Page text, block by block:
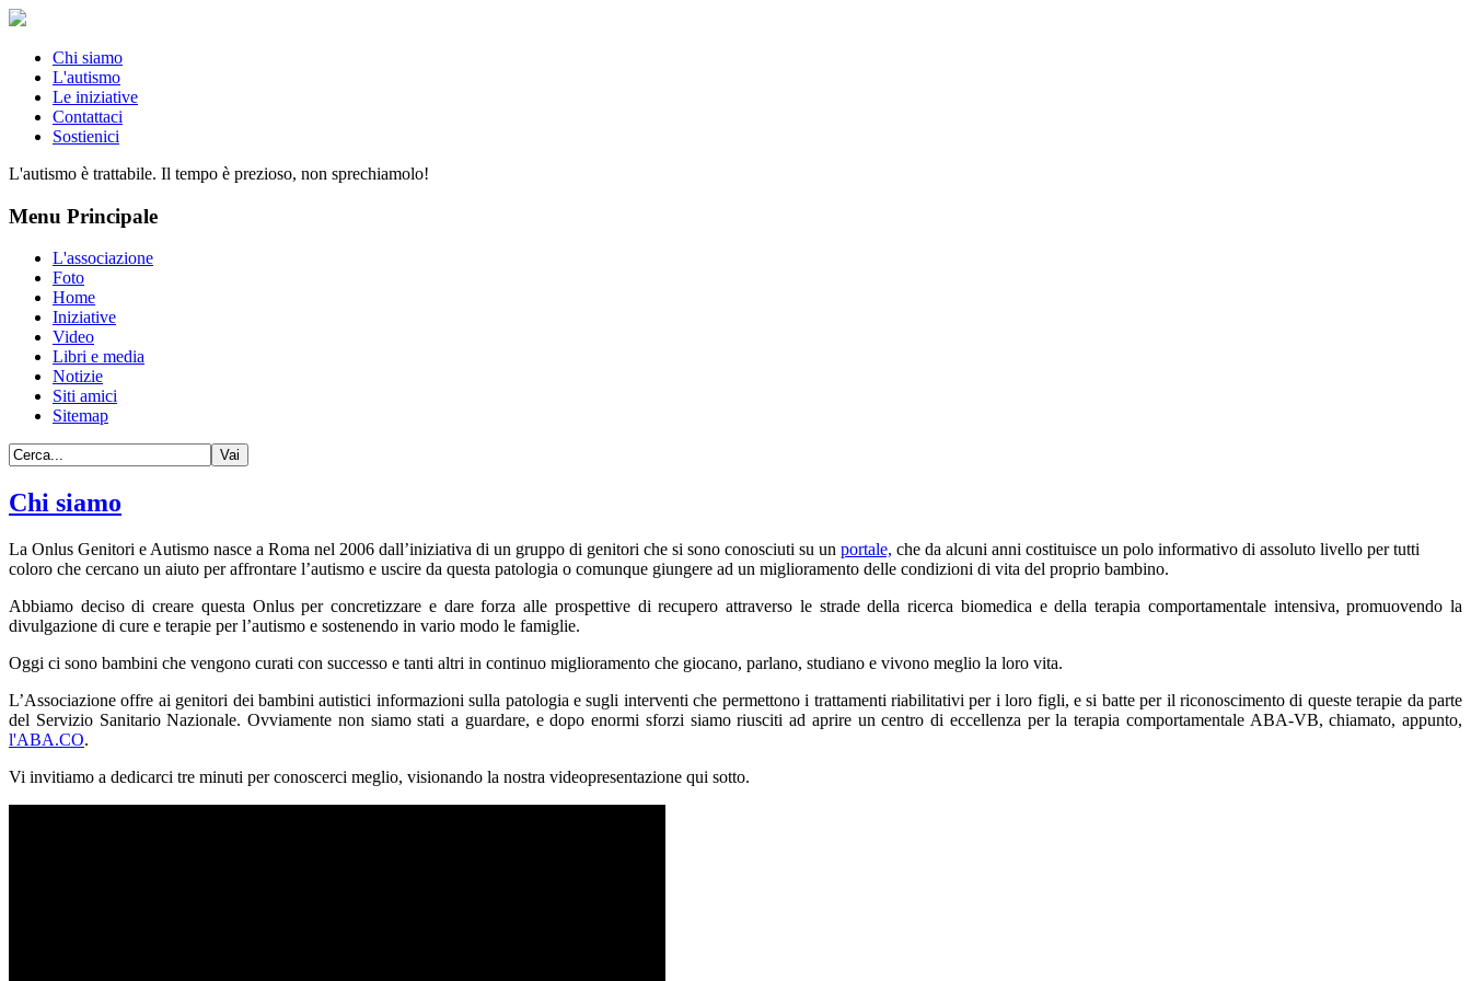
Chi siamo
L'autismo
Le iniziative
Contattaci
Sostienici
L'autismo è trattabile. Il tempo è prezioso, non sprechiamolo!
Menu Principale
L'associazione
Foto
Home
Iniziative
Video
Libri e media
Notizie
Siti amici
Sitemap
Chi siamo
La Onlus Genitori e Autismo nasce a Roma nel 2006 dall’iniziativa di un gruppo di genitori che si sono conosciuti su un portale, che da alcuni anni costituisce un polo informativo di assoluto livello per tutti
coloro che cercano un aiuto per affrontare l’autismo e uscire da questa patologia o comunque giungere ad un miglioramento delle condizioni di vita del proprio bambino.
Abbiamo deciso di creare questa Onlus per concretizzare e dare forza alle prospettive di recupero attraverso le strade della ricerca biomedica e della terapia comportamentale intensiva,promuovendo la
divulgazione di cure e terapie per l’autismo e sostenendo in vario modo le famiglie.
Oggi ci sono bambini che vengono curati con successo e tanti altri in continuo miglioramento che giocano, parlano, studiano e vivono meglio la loro vita.
L’Associazione offre ai genitori dei bambini autistici informazioni sulla patologia e sugli interventi che permettono i trattamenti riabilitativi per i loro figli, e si batte per il riconoscimento di queste terapie da parte
del Servizio Sanitario Nazionale. Ovviamente non siamo stati a guardare, e dopo enormi sforzi siamo riusciti ad aprire un centro di eccellenza per la terapia comportamentale ABA-VB, chiamato, appunto,
l'ABA.CO.
Vi invitiamo a dedicarci tre minuti per conoscerci meglio, visionando la nostra videopresentazione qui sotto.